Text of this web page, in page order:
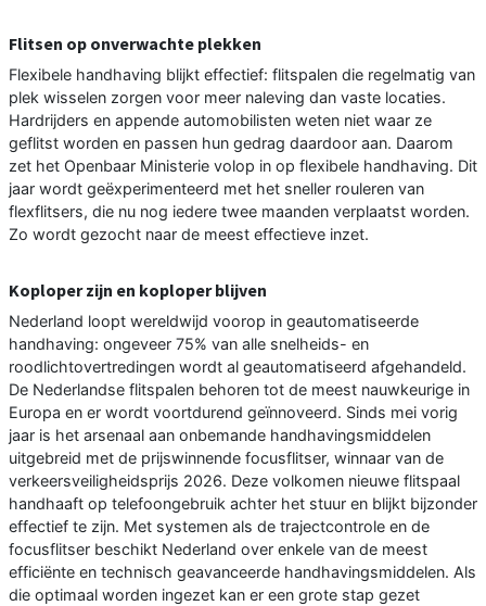
Flitsen op onverwachte plekken
Flexibele handhaving blijkt effectief: flitspalen die regelmatig van
plek wisselen zorgen voor meer naleving dan vaste locaties.
Hardrijders en appende automobilisten weten niet waar ze
geflitst worden en passen hun gedrag daardoor aan. Daarom
zet het Openbaar Ministerie volop in op flexibele handhaving. Dit
jaar wordt geëxperimenteerd met het sneller rouleren van
flexflitsers, die nu nog iedere twee maanden verplaatst worden.
Zo wordt gezocht naar de meest effectieve inzet.
Koploper zijn en koploper blijven
Nederland loopt wereldwijd voorop in geautomatiseerde
handhaving: ongeveer 75% van alle snelheids- en
roodlichtovertredingen wordt al geautomatiseerd afgehandeld.
De Nederlandse flitspalen behoren tot de meest nauwkeurige in
Europa en er wordt voortdurend geïnnoveerd. Sinds mei vorig
jaar is het arsenaal aan onbemande handhavingsmiddelen
uitgebreid met de prijswinnende focusflitser, winnaar van de
verkeersveiligheidsprijs 2026. Deze volkomen nieuwe flitspaal
handhaaft op telefoongebruik achter het stuur en blijkt bijzonder
effectief te zijn. Met systemen als de trajectcontrole en de
focusflitser beschikt Nederland over enkele van de meest
efficiënte en technisch geavanceerde handhavingsmiddelen. Als
die optimaal worden ingezet kan er een grote stap gezet